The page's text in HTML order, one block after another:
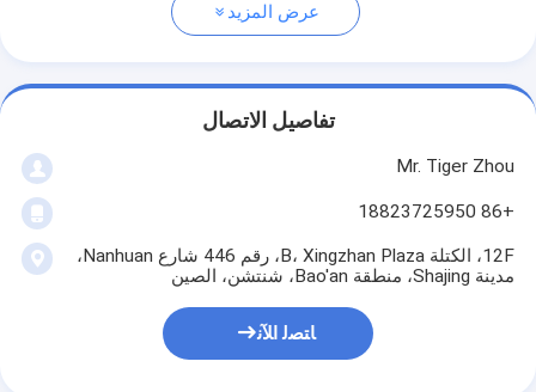
عرض المزيد
تفاصيل الاتصال
Mr. Tiger Zhou
+86 18823725950
12F، الكتلة B، Xingzhan Plaza، رقم 446 شارع Nanhuan،
مدينة Shajing، منطقة Bao'an، شنتشن، الصين
ﺎﺘﺼﻟ ﺍﻶﻧ